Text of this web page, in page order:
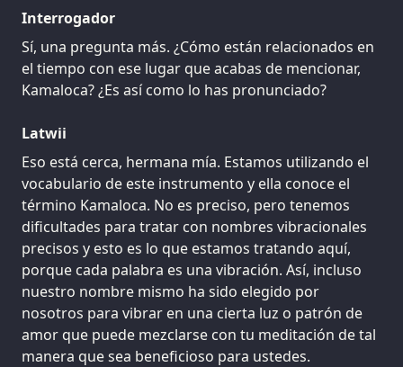
Interrogador
Sí, una pregunta más. ¿Cómo están relacionados en
el tiempo con ese lugar que acabas de mencionar,
Kamaloca? ¿Es así como lo has pronunciado?
Latwii
Eso está cerca, hermana mía. Estamos utilizando el
vocabulario de este instrumento y ella conoce el
término Kamaloca. No es preciso, pero tenemos
dificultades para tratar con nombres vibracionales
precisos y esto es lo que estamos tratando aquí,
porque cada palabra es una vibración. Así, incluso
nuestro nombre mismo ha sido elegido por
nosotros para vibrar en una cierta luz o patrón de
amor que puede mezclarse con tu meditación de tal
manera que sea beneficioso para ustedes.